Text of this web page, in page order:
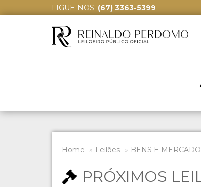
LIGUE-NOS: (67) 3363-5399
Home Leilões BENS E
PRÓXIMOS